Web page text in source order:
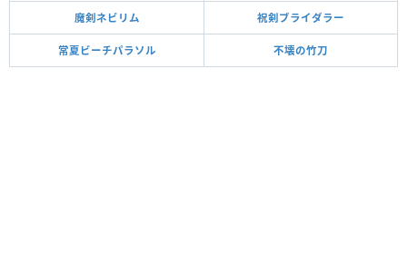
魔剣ネビリム 祝剣ブライダラー
常夏ビーチパラソル 不壊の竹刀